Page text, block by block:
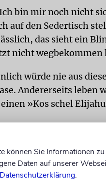
bin mir noch nicht
auf den Sedertisch
das sieht ein
nicht wegbekommen
würde nie aus
Andererseits
»Kos schel
können Sie Informationen
Daten auf unserer
Datenschutzerklärung.